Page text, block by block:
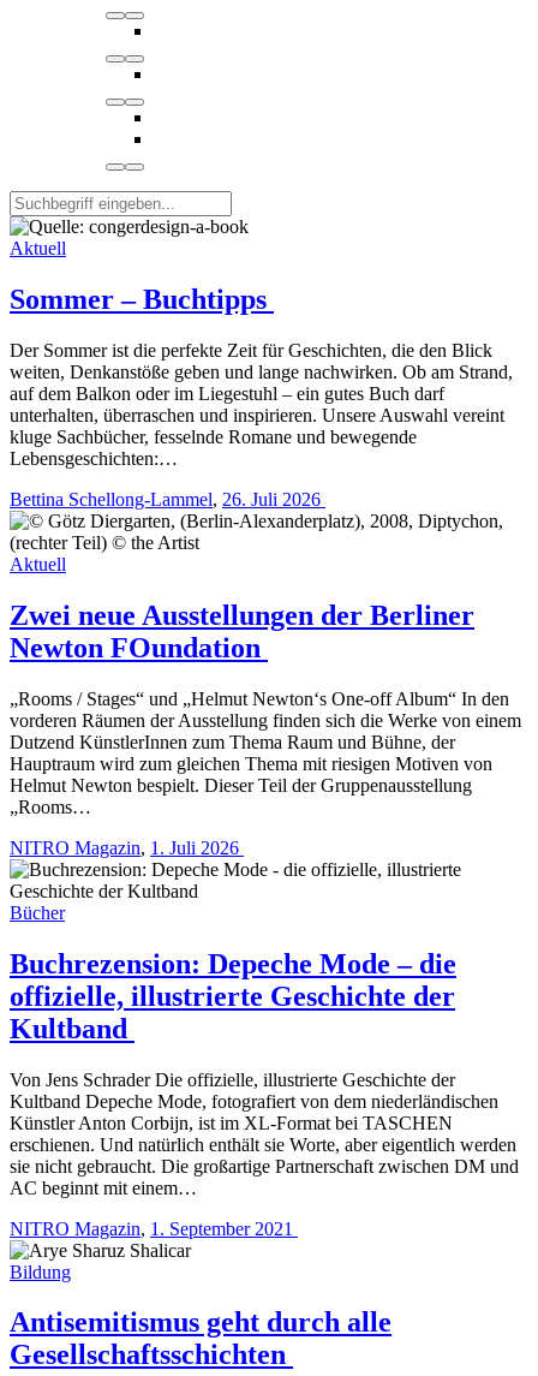
Aktuell
Sommer – Buchtipps
Der Sommer ist die perfekte Zeit für Geschichten, die den Blick
weiten, Denkanstöße geben und lange nachwirken. Ob am Strand,
auf dem Balkon oder im Liegestuhl – ein gutes Buch darf
unterhalten, überraschen und inspirieren. Unsere Auswahl vereint
kluge Sachbücher, fesselnde Romane und bewegende
Lebensgeschichten:…
Bettina Schellong-Lammel, 26. Juli 2026
Aktuell
Zwei neue Ausstellungen der Berliner
Newton FOundation
„Rooms / Stages“ und „Helmut Newton‘s One-off Album“ In den
vorderen Räumen der Ausstellung finden sich die Werke von einem
Dutzend KünstlerInnen zum Thema Raum und Bühne, der
Hauptraum wird zum gleichen Thema mit riesigen Motiven von
Helmut Newton bespielt. Dieser Teil der Gruppenausstellung
„Rooms…
NITRO Magazin, 1. Juli 2026
Bücher
Buchrezension: Depeche Mode – die
offizielle, illustrierte Geschichte der
Kultband
Von Jens Schrader Die offizielle, illustrierte Geschichte der
Kultband Depeche Mode, fotografiert von dem niederländischen
Künstler Anton Corbijn, ist im XL-Format bei TASCHEN
erschienen. Und natürlich enthält sie Worte, aber eigentlich werden
sie nicht gebraucht. Die großartige Partnerschaft zwischen DM und
AC beginnt mit einem…
NITRO Magazin, 1. September 2021
Bildung
Antisemitismus geht durch alle
Gesellschaftsschichten